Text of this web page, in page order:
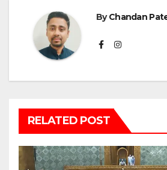
ByChandan
RELATED POST